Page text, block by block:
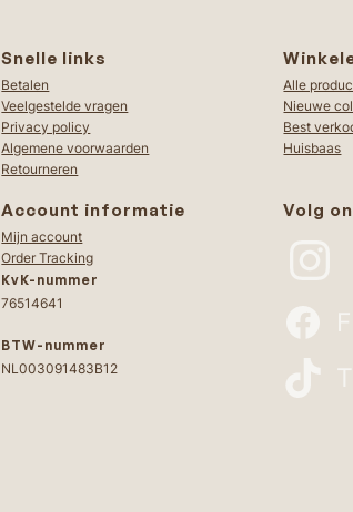
Snelle links
Betalen
Veelgestelde vragen
Privacy policy
Algemene voorwaarden
Retourneren
Alle
Nieuwe
Best
Huisbaas
Account informatie
Mijn account
Order Tracking
KvK-nummer
76514641
BTW-nummer
NL003091483B12
Volg